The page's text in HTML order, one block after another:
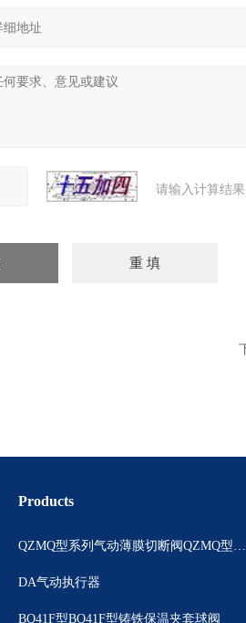
请输入计算结
Products
QZMQ型系列气动薄膜切断阀QZMQ型系列气动薄膜切断阀
DA气动执行器
BQ41F型BQ41F型铸铁保温夹套球阀